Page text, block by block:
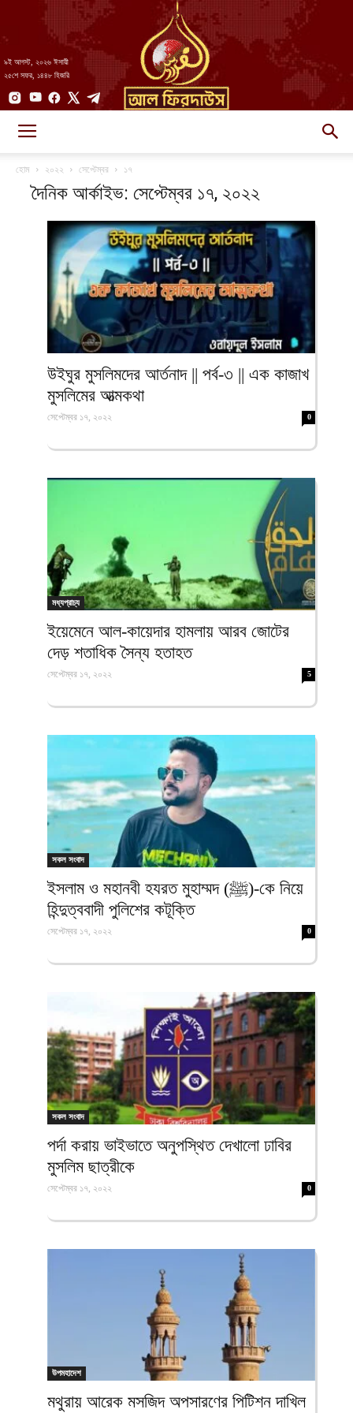
৯ই আগস্ট, ২০২৬ ঈসায়ী
২৫শে সফর, ১৪৪৮ হিজরি
আল-
ফিরদাউস
হোম ২০২২ সেপ্টেম্বর ১৭
দৈনিক আর্কাইভ: সেপ্টেম্বর ১৭, ২০২২
উইঘুর মুসলিমদের আর্তনাদ || পর্ব-৩ || এক কাজাখ
মুসলিমের আত্মকথা
সেপ্টেম্বর ১৭, ২০২২ 0
মধ্যপ্রাচ্য
ইয়েমেনে আল-কায়েদার হামলায় আরব জোটের
দেড় শতাধিক সৈন্য হতাহত
সেপ্টেম্বর ১৭, ২০২২ 5
সকল সংবাদ
ইসলাম ও মহানবী হযরত মুহাম্মদ (ﷺ)-কে নিয়ে
হিন্দুত্ববাদী পুলিশের কটূক্তি
সেপ্টেম্বর ১৭, ২০২২ 0
সকল সংবাদ
পর্দা করায় ভাইভাতে অনুপস্থিত দেখালো ঢাবির
মুসলিম ছাত্রীকে
সেপ্টেম্বর ১৭, ২০২২ 0
উপমহাদেশ
মথুরায় আরেক মসজিদ অপসারণের পিটিশন দাখিল